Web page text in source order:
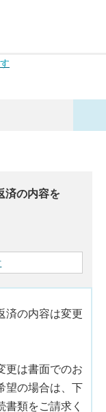
済の内容を
済の内容は変更
更は書面でのお
望の場合は、下
類をご請求く